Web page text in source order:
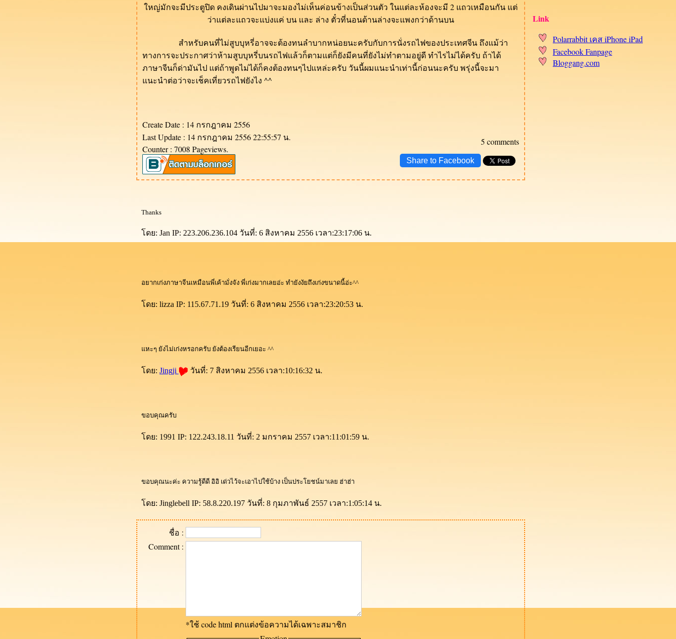
หญ่มักจะมีประตูปิด คงเดินผ่านไปมาจะมองไม่เห็นค่อนข้างเป็นส่วนตัว ในแต่ละห้องจะมี 2 แถวเหมือนกัน แต่
ว่าแต่ละแถวจะแบ่งแค่ บน และ ล่าง ตั๋วที่นอนด้านล่างจะแพงกว่าด้านบน
สำหรับคนที่ไม่สูบบุหรี่อาจจะต้องทนลำบากหน่อยนะครับกับการนั่งรถไฟของประเทศจีน ถึงแม้ว่า
ทางการจะประกาศว่าห้ามสูบบุหรี่บนรถไฟแล้วก็ตามแต่ก็ยังมีคนที่ยังไม่ทำตามอยู่ดี ทำไรไม่ได้ครับ ถ้าได้
ภาษาจีนก็ด่ามันไป แต่ถ้าพูดไม่ได้ก็คงต้องทนๆไปแหล่ะครับ วันนี้ผมแนะนำเท่านี้ก่อนนะครับ พรุ่งนี้จะมา
นะนำต่อว่าจะเช็คเที่ยวรถไฟยังไง ^^
Create Date : 14 กรกฎาคม 2556
Last Update : 14 กรกฎาคม 2556 22:55:57 น.
Counter : 7008 Pageviews.
5 comments
Share to Facebook
Thanks
ดย: Jan IP: 223.206.236.104 วันที่: 6 สิงหาคม 2556 เวลา:23:17:06 น.
อยากเก่งภาษาจีนเหมือนพี่เค้ามั่งจัง พี่เก่งมากเลยอ่ะ ทำยังงัยถึงเก่งขนาดนี้อ่ะ^^
ดย: lizza IP: 115.67.71.19 วันที่: 6 สิงหาคม 2556 เวลา:23:20:53 น.
หะๆ ยังไม่เก่งหรอกครับ ยังต้องเรียนอีกเยอะ ^^
ดย: Jingji วันที่: 7 สิงหาคม 2556 เวลา:10:16:32 น.
ขอบคุณครับ
ดย: 1991 IP: 122.243.18.11 วันที่: 2 มกราคม 2557 เวลา:11:01:59 น.
ขอบคุณนะค่ะ ความรู้ดีดี อิอิ เด่วไว้จะเอาไปใช้บ้าง เป็นประโยชน์มาเลย ฮ่าฮ่า
ดย: Jinglebell IP: 58.8.220.197 วันที่: 8 กุมภาพันธ์ 2557 เวลา:1:05:14 น.
ชื่อ :
Comment :
*ใช้ code html ตกแต่งข้อความได้เฉพาะสมาชิก
Link
Polarrabbit เคส iPhone iPad
Facebook Fanpage
Bloggang.com